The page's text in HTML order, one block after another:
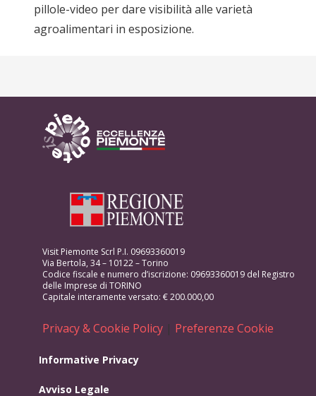
pillole-video per dare visibilità alle varietà
agroalimentari in esposizione.
Visit Piemonte Scrl P.I. 09693360019
Via Bertola, 34 – 10122 – Torino
Codice fiscale e numero d’iscrizione: 09693360019 del Registro
delle Imprese di TORINO
Capitale interamente versato: € 200.000,00
Privacy & Cookie Policy | Preferenze Cookie
Informative Privacy
Avviso Legale